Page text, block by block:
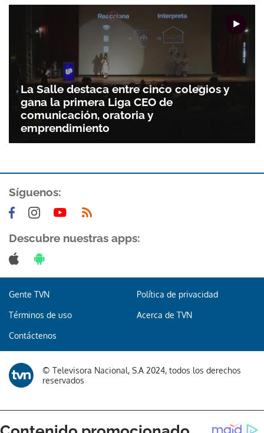
La Salle destaca entre cinco colegios y
gana la primera Liga CEO de
comunicación, oratoria y
emprendimiento
Síguenos:
Descubre nuestras apps:
Gente TVN Política de privacidad
Términos de uso Acerca de TVN
Contáctenos
© Televisora Nacional, S.A 2024, todos los derechos
reservados